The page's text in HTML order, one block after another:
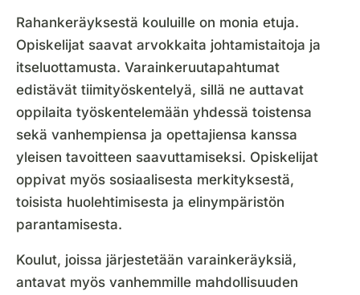
Rahankeräyksestä kouluille on monia etuja.
Opiskelijat saavat arvokkaita johtamistaitoja ja
itseluottamusta. Varainkeruutapahtumat
edistävät tiimityöskentelyä, sillä ne auttavat
oppilaita työskentelemään yhdessä toistensa
sekä vanhempiensa ja opettajiensa kanssa
yleisen tavoitteen saavuttamiseksi. Opiskelijat
oppivat myös sosiaalisesta merkityksestä,
toisista huolehtimisesta ja elinympäristön
parantamisesta.
Koulut, joissa järjestetään varainkeräyksiä,
antavat myös vanhemmille mahdollisuuden